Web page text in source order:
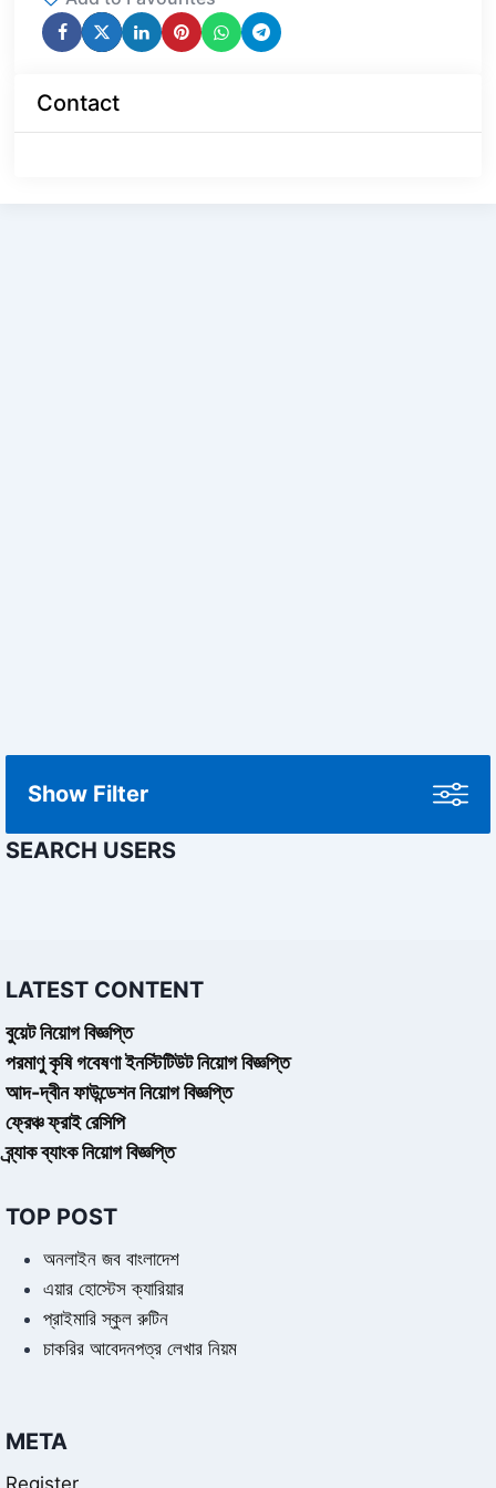
Contact
Show Filter
SEARCH USERS
LATEST CONTENT
বুয়েট নিয়োগ বিজ্ঞপ্তি
পরমাণু কৃষি গবেষণা ইনস্টিটিউট নিয়োগ বিজ্ঞপ্তি
আদ-দ্বীন ফাউন্ডেশন নিয়োগ বিজ্ঞপ্তি
ফ্রেঞ্চ ফ্রাই রেসিপি
ব্র্যাক ব্যাংক নিয়োগ বিজ্ঞপ্তি
TOP POST
অনলাইন জব বাংলাদেশ
এয়ার হোস্টেস ক্যারিয়ার
প্রাইমারি স্কুল রুটিন
চাকরির আবেদনপত্র লেখার নিয়ম
META